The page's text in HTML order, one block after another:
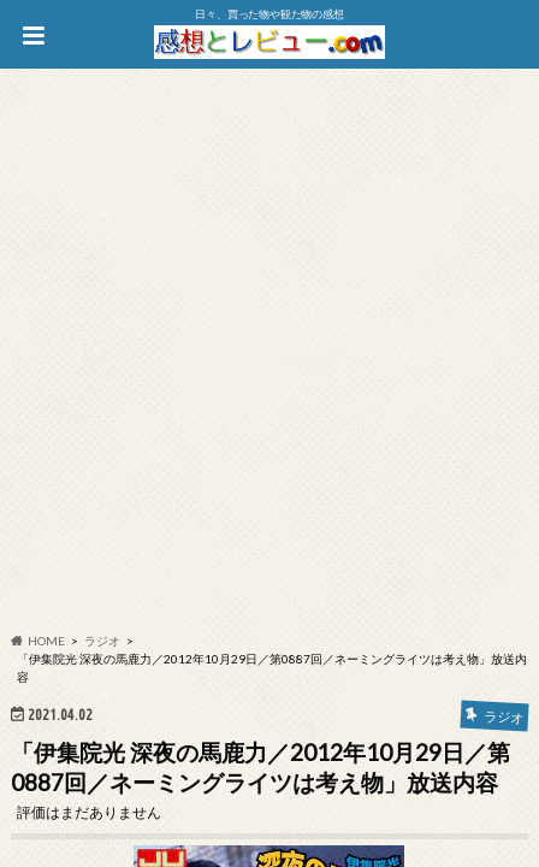
日々、買った物や観た物の感想
HOME
ラジオ
「伊集院光 深夜の馬鹿力／2012年10月29日／第0887回／ネーミングライツは考え物」放送内
容
2021.04.02 ラジオ
「伊集院光 深夜の馬鹿力／2012年10月29日／第
0887回／ネーミングライツは考え物」放送内容
評価はまだありません